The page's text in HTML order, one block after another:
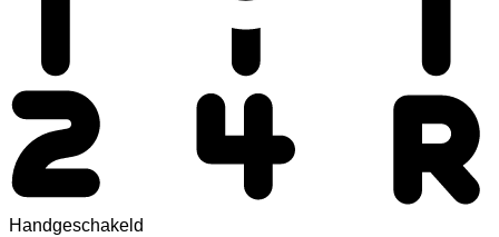
Handgeschakeld